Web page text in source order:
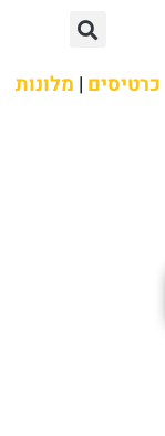
כרטיסים | מלונות